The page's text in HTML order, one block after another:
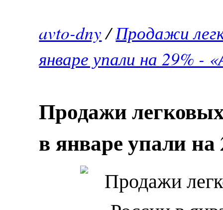
avto-dny/Продажи
январе упали на 29% -
Продажи
в январе упали